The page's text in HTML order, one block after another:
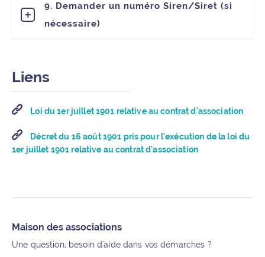
9. Demander un numéro Siren/Siret (si
nécessaire)
Liens
Loi du 1er juillet 1901 relative au contrat d'association
Décret du 16 août 1901 pris pour l'exécution de la loi du
1er juillet 1901 relative au contrat d'association
Informations supplémentaires
Maison des associations
Une question, besoin d'aide dans vos démarches ?